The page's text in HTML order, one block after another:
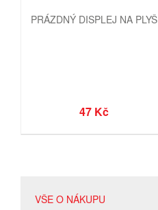
PRÁZDNÝ DISPLEJ NA PLYŠ
47 Kč
VŠE O NÁKUPU